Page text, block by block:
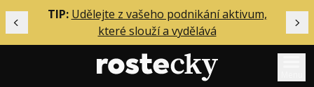
Předchozí
TIP: Udělejte z vašeho podnikání aktivum,
které slouží a vydělává